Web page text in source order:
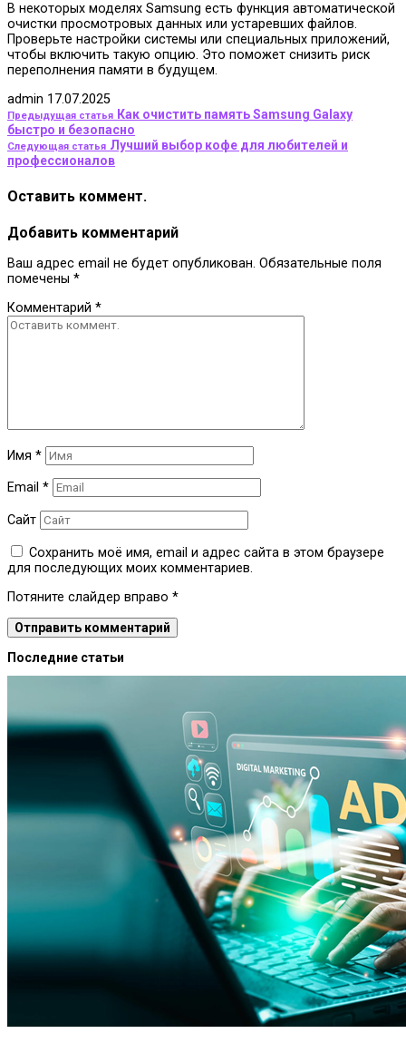
В некоторых моделях Samsung есть функция автоматической
очистки просмотровых данных или устаревших файлов.
Проверьте настройки системы или специальных приложений,
чтобы включить такую опцию. Это поможет снизить риск
переполнения памяти в будущем.
admin 17.07.2025
Предыдущая статья Как очистить память Samsung Galaxy
быстро и безопасно
Следующая статья Лучший выбор кофе для любителей и
профессионалов
Оставить коммент.
Добавить комментарий
Ваш адрес email не будет опубликован. Обязательные поля
помечены *
Комментарий *
Имя *
Email *
Сайт
Сохранить моё имя, email и адрес сайта в этом браузере
для последующих моих комментариев.
Потяните слайдер вправо *
Последние статьи